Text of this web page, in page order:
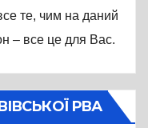
те, чим на даний
– все це для Вас.
РВА